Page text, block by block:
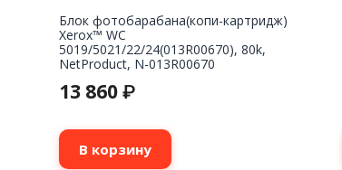
Блок фотобарабана(копи-картридж)
Xerox™ WC
5019/5021/22/24(013R00670), 80k,
NetProduct, N-013R00670
13 860 ₽
В корзину